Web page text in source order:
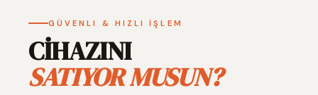
GÜVENLI & HIZLI İŞLEM
CİHAZINI
SATIYOR MUSUN?